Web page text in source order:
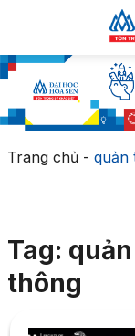
Trang chủ- quản
Tag:
thông